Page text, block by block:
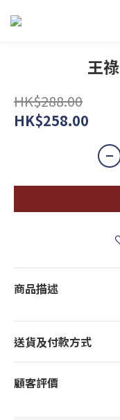
王
HK$288.00
HK$258.00
商品描述
送貨及付款方式
顧客評價